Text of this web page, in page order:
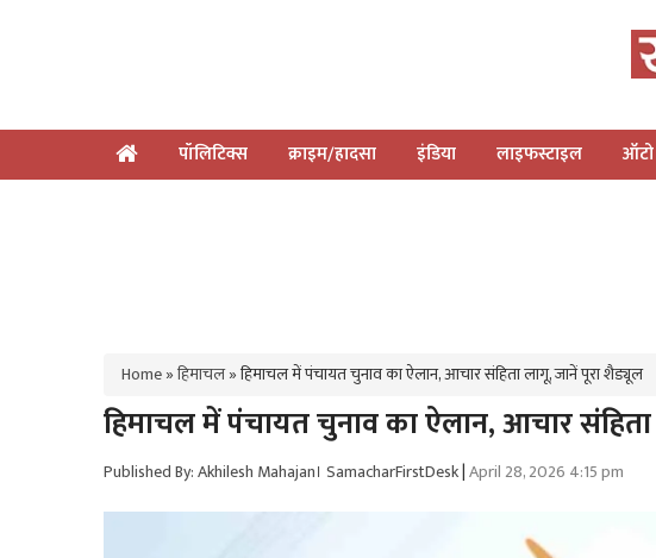
पॉलिटिक्स क्राइम/हादसा इंडिया लाइफस्टाइल
Home»हिमाचल»हिमाचल में पंचायत चुनाव का ऐलान, आचार संहिता लागू, जानें पूरा शैड्यूल
हिमाचल में पंचायत चुनाव का ऐलान, आचार
Published By: Akhilesh Mahajan। SamacharFirstDesk|April 28, 2026 4:15 pm